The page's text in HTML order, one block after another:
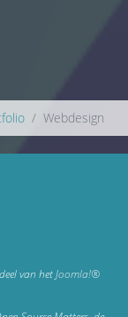
Webdesign
van hetJoomla!®